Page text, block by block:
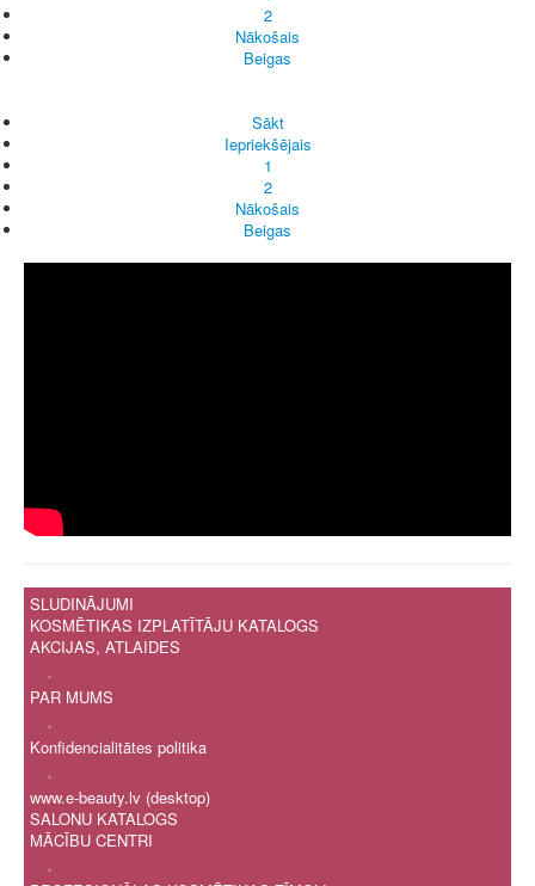
2
Nākošais
Beigas
Sākt
Iepriekšējais
1
2
Nākošais
Beigas
SLUDINĀJUMI
KOSMĒTIKAS IZPLATĪTĀJU KATALOGS
AKCIJAS, ATLAIDES
.
PAR MUMS
.
Konfidencialitātes politika
.
www.e-beauty.lv (desktop)
SALONU KATALOGS
MĀCĪBU CENTRI
.